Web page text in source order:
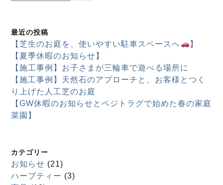
最近の投稿
【芝生のお庭を、使いやすい駐車スペースへ
】
【夏季休暇のお知らせ】
【施工事例】お子さまが三輪車で遊べる場所に
【施工事例】天然石のアプローチと、お客様とつく
り上げた人工芝のお庭
【GW休暇のお知らせとベジトラグで始めた春の家庭
菜園】
カテゴリー
お知らせ (21)
ハーブティー (3)